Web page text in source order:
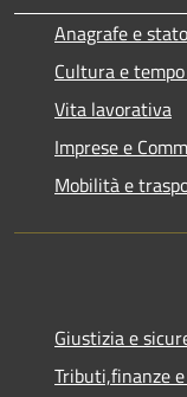
Anagrafe e
Cultura e
Vita lavorativa
Imprese e
Mobilità e
Giustizia e
Tributi,finanze